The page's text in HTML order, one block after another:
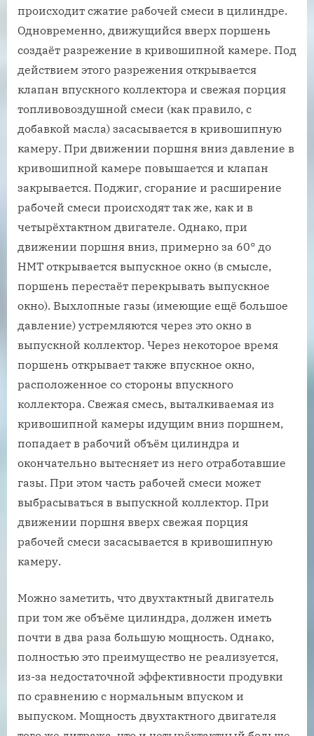
происходит сжатие рабочей смеси в цилиндре.
Одновременно, движущийся вверх поршень
создаёт разрежение в кривошипной камере. Под
действием этого разрежения открывается
клапан впускного коллектора и свежая порция
топливовоздушной смеси (как правило, с
добавкой масла) засасывается в кривошипную
камеру. При движении поршня вниз давление в
кривошипной камере повышается и клапан
закрывается. Поджиг, сгорание и расширение
рабочей смеси происходят так же, как и в
четырёхтактном двигателе. Однако, при
движении поршня вниз, примерно за 60° до
НМТ открывается выпускное окно (в смысле,
поршень перестаёт перекрывать выпускное
окно). Выхлопные газы (имеющие ещё большое
давление) устремляются через это окно в
выпускной коллектор. Через некоторое время
поршень открывает также впускное окно,
расположенное со стороны впускного
коллектора. Свежая смесь, выталкиваемая из
кривошипной камеры идущим вниз поршнем,
попадает в рабочий объём цилиндра и
окончательно вытесняет из него отработавшие
газы. При этом часть рабочей смеси может
выбрасываться в выпускной коллектор. При
движении поршня вверх свежая порция
рабочей смеси засасывается в кривошипную
камеру.
Можно заметить, что двухтактный двигатель
при том же объёме цилиндра, должен иметь
почти в два раза большую мощность. Однако,
полностью это преимущество не реализуется,
из-за недостаточной эффективности продувки
по сравнению с нормальным впуском и
выпуском. Мощность двухтактного двигателя